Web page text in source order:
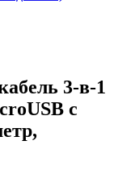
3-в-1
с